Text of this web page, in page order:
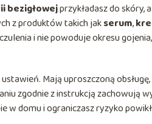
bezigłowejprzykładasz do skóry,
z produktów takich jakserum,
i nie powoduje okresu gojenia,
Mają uproszczoną obsługę,
zgodnie z instrukcją zachowują
w domu i ograniczasz ryzyko